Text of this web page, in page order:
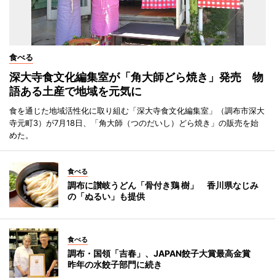
食べる
深大寺食文化編集室が「角大師どら焼き」発売 物
語ある土産で地域を元気に
食を通じた地域活性化に取り組む「深大寺食文化編集室」（調布市深大
寺元町3）が7月18日、「角大師（つのだいし）どら焼き」の販売を始
めた。
食べる
調布に讃岐うどん「骨付き鶏 樹」 香川県なじみ
の「ぬるい」も提供
食べる
調布・国領「吉春」、JAPAN餃子大賞最高金賞
昨年の水餃子部門に続き